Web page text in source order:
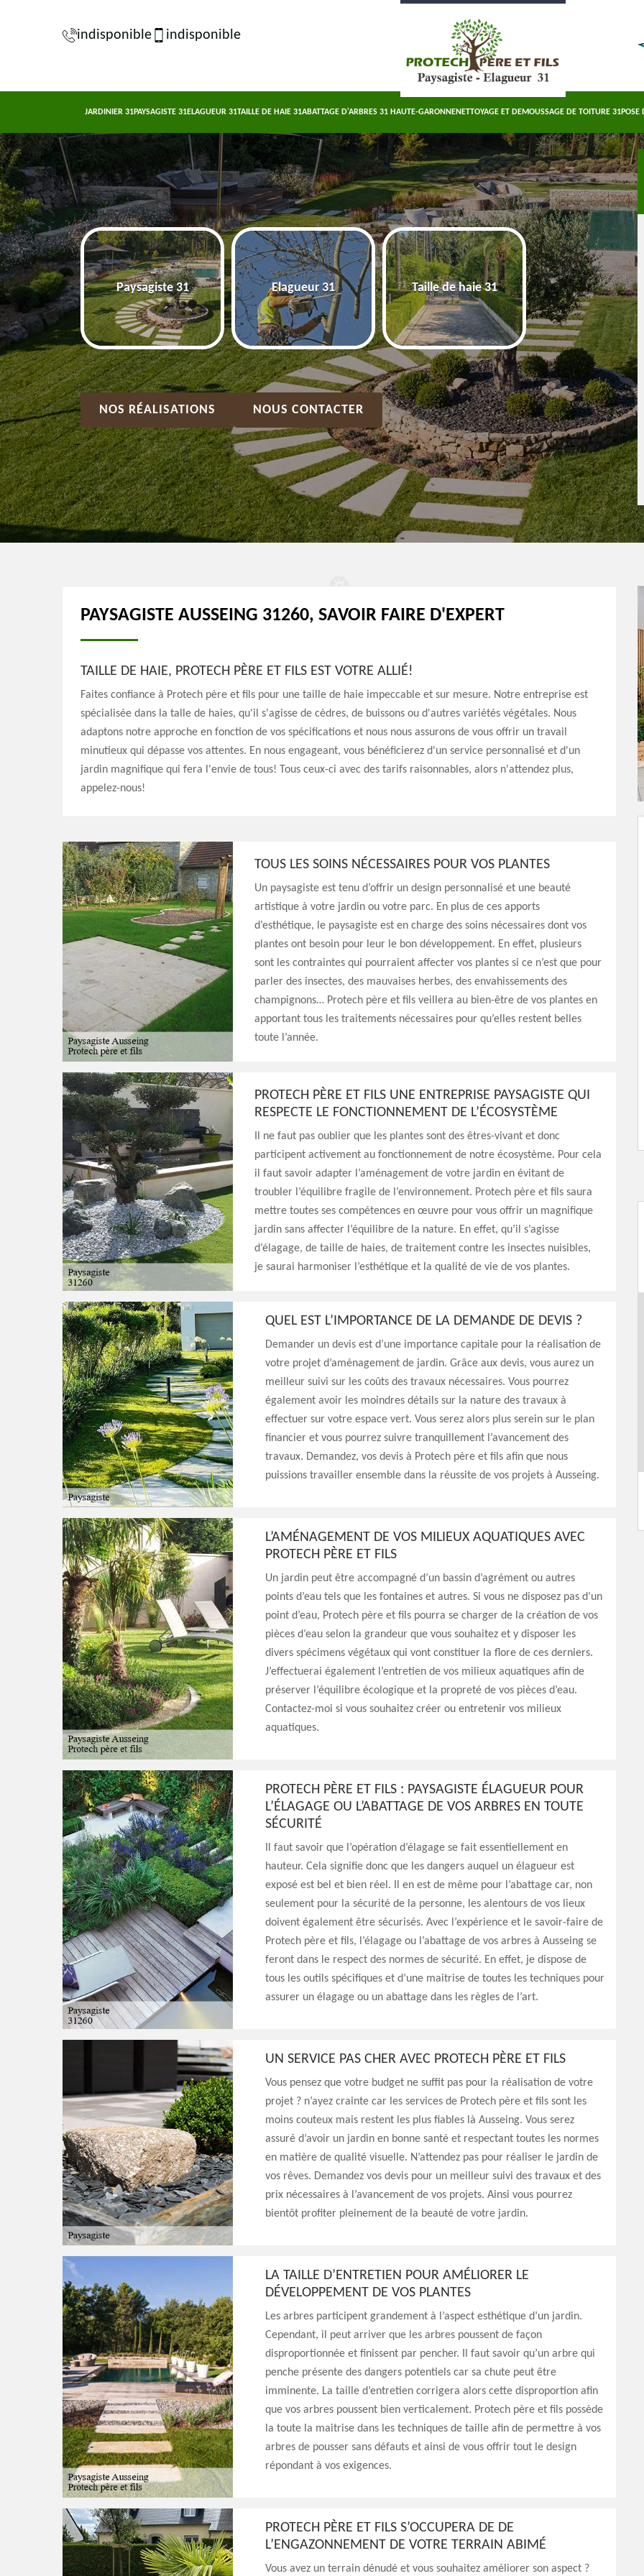
indisponible indisponible
JARDINIER 31PAYSAGISTE 31ELAGUEUR 31TAILLE DE HAIE 31ABATTAGE D'ARBRES 31 HAUTE-GARONNENETTOYAGE ET DEMOUSSAGE DE TOITURE 31POSE
31 Paysagiste 31 Elagueur 31 Taille de haie 31
Abattage d'arbres
Haute-Garonne
NOS RÉALISATIONS NOUS CONTACTER
PAYSAGISTE AUSSEING 31260, SAVOIR FAIRE D'EXPERT
TAILLE DE HAIE, PROTECH PÈRE ET FILS EST VOTRE ALLIÉ!
Faites confiance à Protech père et fils pour une taille de haie impeccable et sur mesure. Notre entreprise est
spécialisée dans la talle de haies, qu'il s'agisse de cèdres, de buissons ou d'autres variétés végétales. Nous
adaptons notre approche en fonction de vos spécifications et nous nous assurons de vous offrir un travail
minutieux qui dépasse vos attentes. En nous engageant, vous bénéficierez d'un service personnalisé et d'un
jardin magnifique qui fera l'envie de tous! Tous ceux-ci avec des tarifs raisonnables, alors n'attendez plus,
appelez-nous!
TOUS LES SOINS NÉCESSAIRES POUR VOS PLANTES
Un paysagiste est tenu d’offrir un design personnalisé et une beauté
artistique à votre jardin ou votre parc. En plus de ces apports
d’esthétique, le paysagiste est en charge des soins nécessaires dont vos
plantes ont besoin pour leur le bon développement. En effet, plusieurs
sont les contraintes qui pourraient affecter vos plantes si ce n’est que pour
parler des insectes, des mauvaises herbes, des envahissements des
champignons… Protech père et fils veillera au bien-être de vos plantes en
apportant tous les traitements nécessaires pour qu’elles restent belles
toute l’année.
PROTECH PÈRE ET FILS UNE ENTREPRISE PAYSAGISTE QUI
RESPECTE LE FONCTIONNEMENT DE L’ÉCOSYSTÈME
Il ne faut pas oublier que les plantes sont des êtres-vivant et donc
participent activement au fonctionnement de notre écosystème. Pour cela
il faut savoir adapter l’aménagement de votre jardin en évitant de
troubler l’équilibre fragile de l’environnement. Protech père et fils saura
mettre toutes ses compétences en œuvre pour vous offrir un magnifique
jardin sans affecter l’équilibre de la nature. En effet, qu’il s’agisse
d’élagage, de taille de haies, de traitement contre les insectes nuisibles,
je saurai harmoniser l’esthétique et la qualité de vie de vos plantes.
QUEL EST L’IMPORTANCE DE LA DEMANDE DE DEVIS ?
Demander un devis est d’une importance capitale pour la réalisation de
votre projet d’aménagement de jardin. Grâce aux devis, vous aurez un
meilleur suivi sur les coûts des travaux nécessaires. Vous pourrez
également avoir les moindres détails sur la nature des travaux à
effectuer sur votre espace vert. Vous serez alors plus serein sur le plan
financier et vous pourrez suivre tranquillement l’avancement des
travaux. Demandez, vos devis à Protech père et fils afin que nous
puissions travailler ensemble dans la réussite de vos projets à Ausseing.
L’AMÉNAGEMENT DE VOS MILIEUX AQUATIQUES AVEC
PROTECH PÈRE ET FILS
Un jardin peut être accompagné d’un bassin d’agrément ou autres
points d’eau tels que les fontaines et autres. Si vous ne disposez pas d’un
point d’eau, Protech père et fils pourra se charger de la création de vos
pièces d’eau selon la grandeur que vous souhaitez et y disposer les
divers spécimens végétaux qui vont constituer la flore de ces derniers.
J’effectuerai également l’entretien de vos milieux aquatiques afin de
préserver l’équilibre écologique et la propreté de vos pièces d’eau.
Contactez-moi si vous souhaitez créer ou entretenir vos milieux
aquatiques.
PROTECH PÈRE ET FILS : PAYSAGISTE ÉLAGUEUR POUR
L’ÉLAGAGE OU L’ABATTAGE DE VOS ARBRES EN TOUTE
SÉCURITÉ
Il faut savoir que l’opération d’élagage se fait essentiellement en
hauteur. Cela signifie donc que les dangers auquel un élagueur est
exposé est bel et bien réel. Il en est de même pour l’abattage car, non
seulement pour la sécurité de la personne, les alentours de vos lieux
doivent également être sécurisés. Avec l’expérience et le savoir-faire de
Protech père et fils, l’élagage ou l’abattage de vos arbres à Ausseing se
feront dans le respect des normes de sécurité. En effet, je dispose de
tous les outils spécifiques et d’une maitrise de toutes les techniques pour
assurer un élagage ou un abattage dans les règles de l’art.
UN SERVICE PAS CHER AVEC PROTECH PÈRE ET FILS
Vous pensez que votre budget ne suffit pas pour la réalisation de votre
projet ? n’ayez crainte car les services de Protech père et fils sont les
moins couteux mais restent les plus fiables là Ausseing. Vous serez
assuré d’avoir un jardin en bonne santé et respectant toutes les normes
en matière de qualité visuelle. N’attendez pas pour réaliser le jardin de
vos rêves. Demandez vos devis pour un meilleur suivi des travaux et des
prix nécessaires à l’avancement de vos projets. Ainsi vous pourrez
bientôt profiter pleinement de la beauté de votre jardin.
LA TAILLE D’ENTRETIEN POUR AMÉLIORER LE
DÉVELOPPEMENT DE VOS PLANTES
Les arbres participent grandement à l’aspect esthétique d’un jardin.
Cependant, il peut arriver que les arbres poussent de façon
disproportionnée et finissent par pencher. Il faut savoir qu’un arbre qui
penche présente des dangers potentiels car sa chute peut être
imminente. La taille d’entretien corrigera alors cette disproportion afin
que vos arbres poussent bien verticalement. Protech père et fils possède
la toute la maitrise dans les techniques de taille afin de permettre à vos
arbres de pousser sans défauts et ainsi de vous offrir tout le design
répondant à vos exigences.
PROTECH PÈRE ET FILS S’OCCUPERA DE DE
L’ENGAZONNEMENT DE VOTRE TERRAIN ABIMÉ
Vous avez un terrain dénudé et vous souhaitez améliorer son aspect ?